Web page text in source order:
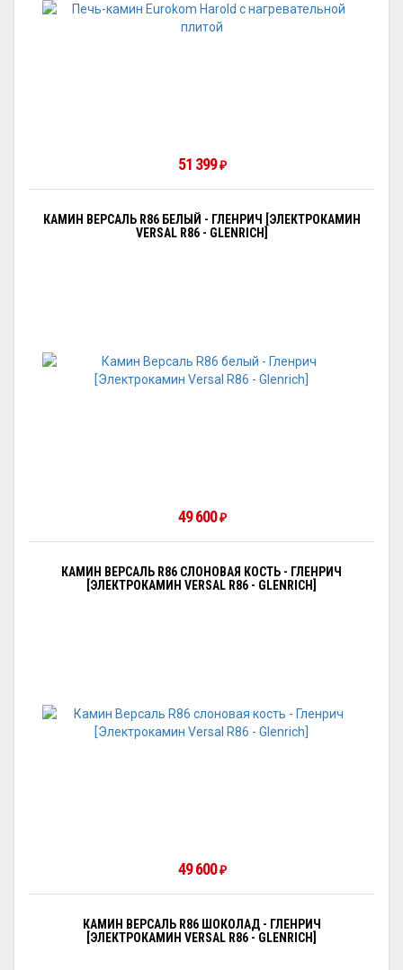
51 399₽
КАМИН ВЕРСАЛЬ R86 БЕЛЫЙ - ГЛЕНРИЧ [ЭЛЕКТРОКАМИН
VERSAL R86 - GLENRICH]
49 600₽
КАМИН ВЕРСАЛЬ R86 СЛОНОВАЯ КОСТЬ - ГЛЕНРИЧ
[ЭЛЕКТРОКАМИН VERSAL R86 - GLENRICH]
49 600₽
КАМИН ВЕРСАЛЬ R86 ШОКОЛАД - ГЛЕНРИЧ
[ЭЛЕКТРОКАМИН VERSAL R86 - GLENRICH]